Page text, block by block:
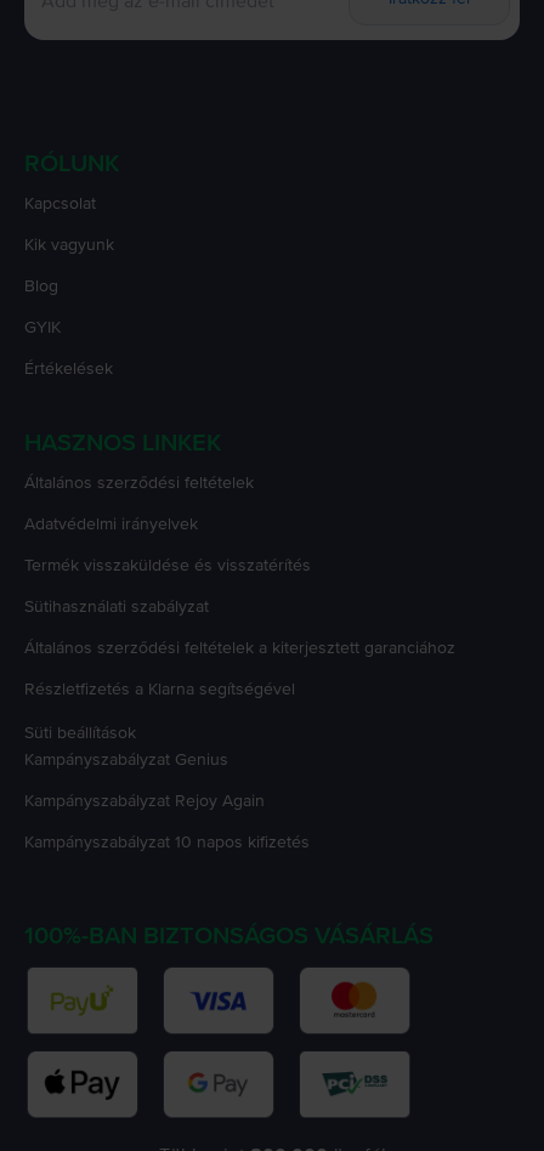
RÓLUNK
Kapcsolat
Kik vagyunk
Blog
GYIK
Értékelések
HASZNOS LINKEK
Általános szerződési feltételek
Adatvédelmi irányelvek
Termék visszaküldése és visszatérítés
Sütihasználati szabályzat
Általános szerződési feltételek a kiterjesztett garanciához
Részletfizetés a Klarna segítségével
Süti beállítások
Kampányszabályzat Genius
Kampányszabályzat Rejoy Again
Kampányszabályzat 10 napos kifizetés
100%-BAN BIZTONSÁGOS VÁSÁRLÁS